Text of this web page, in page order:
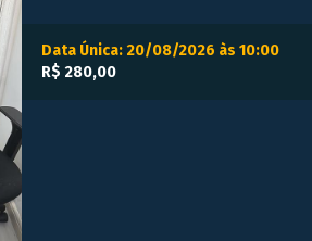
Data Única: 20/08/2026 às 10:00
R$ 280,00